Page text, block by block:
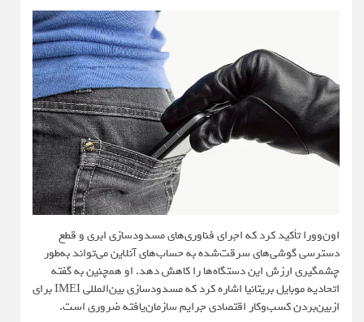
اون‌وورا تأکید کرد که اجرای فناوری‌های مسدودسازی ابری و قطع
دسترسی گوشی‌های سرقت‌شده به حساب‌های آنلاین می‌تواند به‌طور
چشمگیری ارزش این دستگاه‌ها را کاهش دهد. او همچنین به گفته
اتحادیه موبایل بریتانیا اشاره کرد که مسدودسازی بین‌المللی IMEI برای
ازبین‌بردن کسب‌وکار اقتصادی جرایم سازمان‌یافته ضروری است.